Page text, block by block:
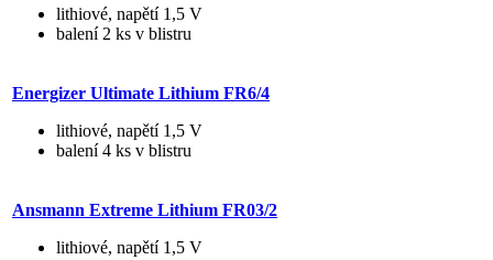
lithiové, napětí 1,5 V
balení 2 ks v blistru
Energizer Ultimate Lithium FR6/4
lithiové, napětí 1,5 V
balení 4 ks v blistru
Ansmann Extreme Lithium FR03/2
lithiové, napětí 1,5 V